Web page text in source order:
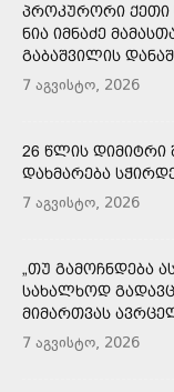
ᲞᲠᲝᲙᲣᲠᲝᲠᲘ ᲥᲔᲗᲘ
ᲜᲘᲐ ᲘᲛᲜᲐᲫᲔ
ᲒᲐᲑᲐᲨᲕᲘᲚᲘᲡ
7 აგვისტო, 2026
26 ᲬᲚᲘᲡ ᲓᲘᲛᲘᲢᲠᲘ
ᲓᲐᲮᲛᲐᲠᲔᲑᲐ
7 აგვისტო, 2026
„ᲗᲣ ᲒᲐᲛᲝᲩᲜᲓᲔᲑᲐ
ᲡᲐᲮᲐᲚᲮᲝᲓ
ᲛᲘᲛᲐᲠᲗᲕᲐᲡ
7 აგვისტო, 2026